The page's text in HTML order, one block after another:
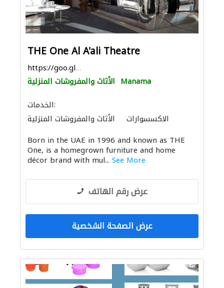
THE One Al A'ali Theatre
https://goo.gl/maps/EU5553Cbe5nVQVr28
الأثاث والمفروشات المنزلية Manama
الخدمات:
الأثاث والمفروشات المنزلية
الاكسسوارات
Born in the UAE in 1996 and known as THE
One, is a homegrown furniture and home
décor brand with mul... See More
عرض رقم الهاتف
عرض الصفحة الشخصية